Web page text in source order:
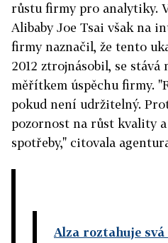
růstu firmy pro analytiky.
Alibaby Joe Tsai však na
firmy naznačil, že tento
2012 ztrojnásobil, se stává
měřítkem úspěchu firmy.
pokud není udržitelný.
pozornost na růst kvality
spotřeby," citovala
Alza roztahuje